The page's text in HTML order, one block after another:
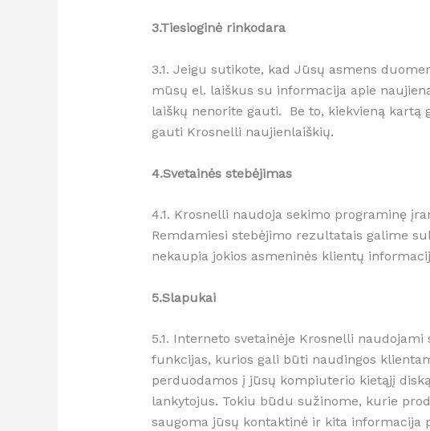
3.Tiesioginė rinkodara
3.1. Jeigu sutikote, kad Jūsų asmens
mūsų el. laiškus su informacija apie
laiškų nenorite gauti. Be to, kiekvieną
gauti Krosnelli naujienlaiškių.
4.Svetainės stebėjimas
4.1. Krosnelli naudoja sekimo programinę
Remdamiesi stebėjimo rezultatais galime
nekaupia jokios asmeninės klientų
5.Slapukai
5.1. Interneto svetainėje Krosnelli
funkcijas, kurios gali būti naudingos
perduodamos į jūsų kompiuterio kietąjį
lankytojus. Tokiu būdu sužinome, kurie
saugoma jūsų kontaktinė ir kita informacija